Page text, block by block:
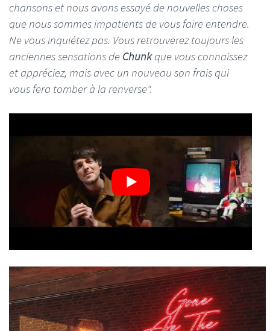
chansons et nous avons essayé de nouvelles choses
que nous sommes impatients de vous faire entendre.
Ne vous inquiétez pas. Vous retrouverez toujours les
anciennes sensations de Chunkque vous connaissez
et appréciez, mais avec un nouveau son frais qui
vous fera tomber à la renverse".